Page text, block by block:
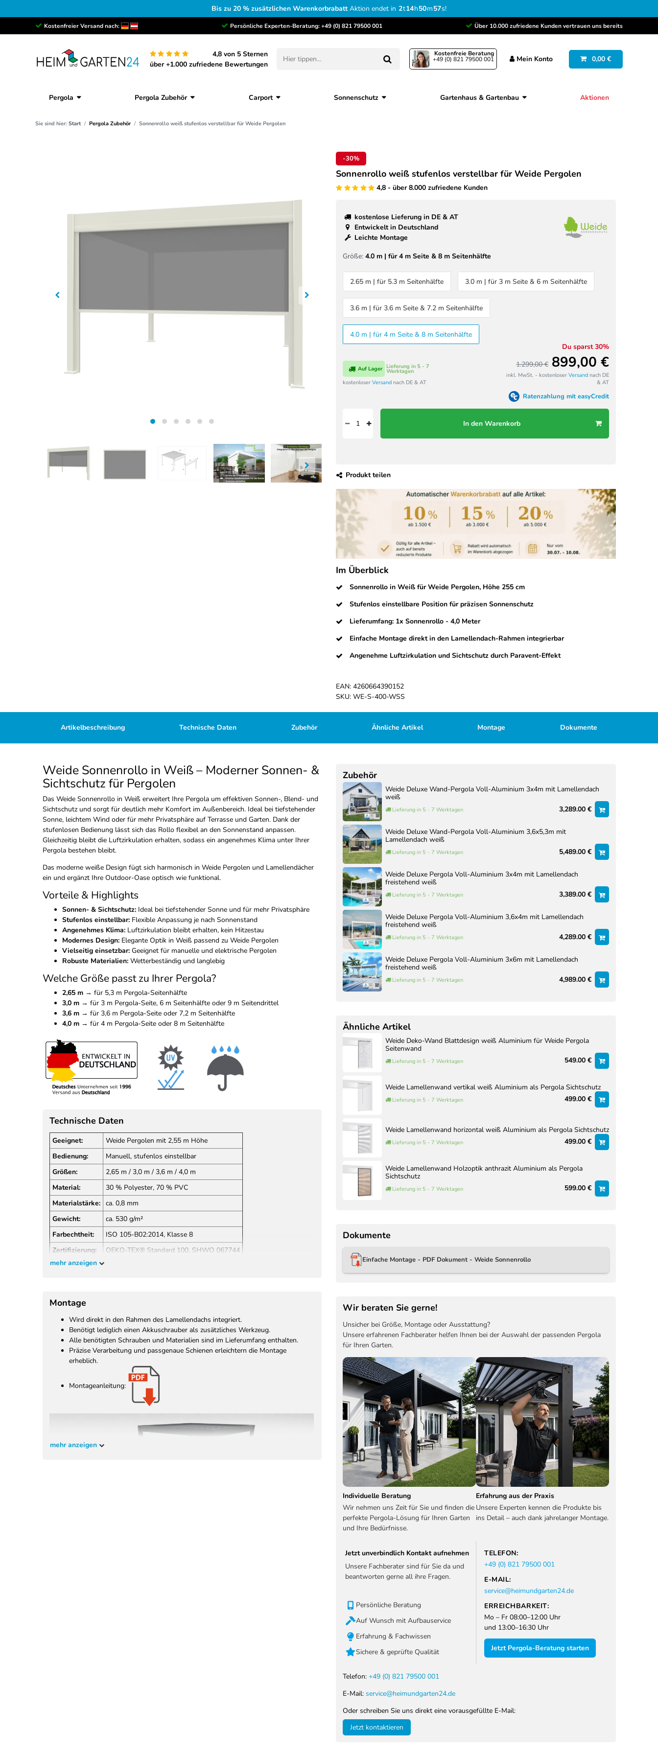
Bis zu 20 % zusätzlichen WarenkorbrabattAktion endet in 2t14h50m56s!
Kostenfreier Versand nach: Persönliche Experten-Beratung:+49 (0) 821 79500 001 Über 10.000 zufriedene Kunden vertrauen uns bereits
4,8 von 5 Sternen
über +1.000 zufriedene Bewertungen
Kostenfreie Beratung
+49 (0) 821 79500 001 Mein Konto 0,00 €
Pergola Pergola Zubehör Carport Sonnenschutz Gartenhaus & Gartenbau Aktionen
Sie sind hier: Start Pergola Zubehör Sonnenrollo weiß stufenlos verstellbar für Weide Pergolen
-30%
Sonnenrollo weiß stufenlos verstellbar für Weide Pergolen
4,8 - über 8.000 zufriedene Kunden
kostenlose Lieferung in DE & AT
Entwickelt in Deutschland
Leichte Montage
Größe: 4.0 m | für 4 m Seite & 8 m Seitenhälfte
2.65 m | für 5.3 m Seitenhälfte 3.0 m | für 3 m Seite & 6 m Seitenhälfte
3.6 m | für 3.6 m Seite & 7.2 m Seitenhälfte
4.0 m | für 4 m Seite & 8 m Seitenhälfte
Lieferung in 5 - 7
Werktagen
Auf Lager
kostenloser Versand nach DE & AT
Du sparst 30%
1.299,00 € 899,00 €
inkl. MwSt. - kostenloser Versand nach DE
& AT
Ratenzahlung mit easyCredit
In den Warenkorb
Produkt teilen
Im Überblick
Sonnenrollo in Weiß für Weide Pergolen, Höhe 255 cm
Stufenlos einstellbare Position für präzisen Sonnenschutz
Lieferumfang: 1x Sonnenrollo - 4,0 Meter
Einfache Montage direkt in den Lamellendach-Rahmen integrierbar
Angenehme Luftzirkulation und Sichtschutz durch Paravent-Effekt
EAN: 4260664390152
SKU: WE-S-400-WSS
Artikelbeschreibung Technische Daten Zubehör Ähnliche Artikel Montage Dokumente
Weide Sonnenrollo in Weiß – Moderner Sonnen- &
Sichtschutz für Pergolen
Das Weide Sonnenrollo in Weiß erweitert Ihre Pergola um effektiven Sonnen-, Blend- und
Sichtschutz und sorgt für deutlich mehr Komfort im Außenbereich. Ideal bei tiefstehender
Sonne, leichtem Wind oder für mehr Privatsphäre auf Terrasse und Garten. Dank der
stufenlosen Bedienung lässt sich das Rollo flexibel an den Sonnenstand anpassen.
Gleichzeitig bleibt die Luftzirkulation erhalten, sodass ein angenehmes Klima unter Ihrer
Pergola bestehen bleibt.
Das moderne weiße Design fügt sich harmonisch in Weide Pergolen und Lamellendächer
ein und ergänzt Ihre Outdoor-Oase optisch wie funktional.
Vorteile & Highlights
Sonnen- & Sichtschutz: Ideal bei tiefstehender Sonne und für mehr Privatsphäre
Stufenlos einstellbar: Flexible Anpassung je nach Sonnenstand
Angenehmes Klima: Luftzirkulation bleibt erhalten, kein Hitzestau
Modernes Design: Elegante Optik in Weiß passend zu Weide Pergolen
Vielseitig einsetzbar: Geeignet für manuelle und elektrische Pergolen
Robuste Materialien: Wetterbeständig und langlebig
Welche Größe passt zu Ihrer Pergola?
2,65 m → für 5,3 m Pergola-Seitenhälfte
3,0 m → für 3 m Pergola-Seite, 6 m Seitenhälfte oder 9 m Seitendrittel
3,6 m → für 3,6 m Pergola-Seite oder 7,2 m Seitenhälfte
4,0 m → für 4 m Pergola-Seite oder 8 m Seitenhälfte
Technische Daten
Geeignet:
Weide Pergolen mit 2,55 m Höhe
Bedienung:
Manuell, stufenlos einstellbar
Größen:
2,65 m / 3,0 m / 3,6 m / 4,0 m
Material:
30 % Polyester, 70 % PVC
Materialstärke: ca. 0,8 mm
Gewicht:
ca. 530 g/m²
Farbechtheit:
ISO 105-B02:2014, Klasse 8
Zertifizierung:
OEKO-TEX® Standard 100, SHWO 067744
Brandschutz:
mehr anzeigen
Montage
Wird direkt in den Rahmen des Lamellendachs integriert.
Benötigt lediglich einen Akkuschrauber als zusätzliches Werkzeug.
Alle benötigten Schrauben und Materialien sind im Lieferumfang enthalten.
Präzise Verarbeitung und passgenaue Schienen erleichtern die Montage
erheblich.
Montageanleitung:
mehr anzeigen
Zubehör
Weide Deluxe Wand-Pergola Voll-Aluminium 3x4m mit Lamellendach
weiß
Lieferung in 5 - 7 Werktagen 3,289.00 €
Weide Deluxe Wand-Pergola Voll-Aluminium 3,6x5,3m mit
Lamellendach weiß
Lieferung in 5 - 7 Werktagen 5,489.00 €
Weide Deluxe Pergola Voll-Aluminium 3x4m mit Lamellendach
freistehend weiß
Lieferung in 5 - 7 Werktagen 3,389.00 €
Weide Deluxe Pergola Voll-Aluminium 3,6x4m mit Lamellendach
freistehend weiß
Lieferung in 5 - 7 Werktagen 4,289.00 €
Weide Deluxe Pergola Voll-Aluminium 3x6m mit Lamellendach
freistehend weiß
Lieferung in 5 - 7 Werktagen 4,989.00 €
Ähnliche Artikel
Weide Deko-Wand Blattdesign weiß Aluminium für Weide Pergola
Seitenwand
Lieferung in 5 - 7 Werktagen 549.00 €
Weide Lamellenwand vertikal weiß Aluminium als Pergola Sichtschutz
Lieferung in 5 - 7 Werktagen 499.00 €
Weide Lamellenwand horizontal weiß Aluminium als Pergola Sichtschutz
Lieferung in 5 - 7 Werktagen 499.00 €
Weide Lamellenwand Holzoptik anthrazit Aluminium als Pergola
Sichtschutz
Lieferung in 5 - 7 Werktagen 599.00 €
Dokumente
Einfache Montage - PDF Dokument - Weide Sonnenrollo
Wir beraten Sie gerne!
Unsicher bei Größe, Montage oder Ausstattung?
Unsere erfahrenen Fachberater helfen Ihnen bei der Auswahl der passenden Pergola
für Ihren Garten.
Individuelle Beratung
Wir nehmen uns Zeit für Sie und finden die
perfekte Pergola-Lösung für Ihren Garten
und Ihre Bedürfnisse.
Erfahrung aus der Praxis
Unsere Experten kennen die Produkte bis
ins Detail – auch dank jahrelanger Montage.
Jetzt unverbindlich Kontakt aufnehmen
Unsere Fachberater sind für Sie da und
beantworten gerne all ihre Fragen.
Persönliche Beratung
Auf Wunsch mit Aufbauservice
Erfahrung & Fachwissen
Sichere & geprüfte Qualität
TELEFON:
+49 (0) 821 79500 001
E-MAIL:
service@heimundgarten24.de
ERREICHBARKEIT:
Mo – Fr 08:00–12:00 Uhr
und 13:00–16:30 Uhr
Jetzt Pergola-Beratung starten
Telefon: +49 (0) 821 79500 001
E-Mail: service@heimundgarten24.de
Oder schreiben Sie uns direkt eine vorausgefüllte E-Mail:
Jetzt kontaktieren